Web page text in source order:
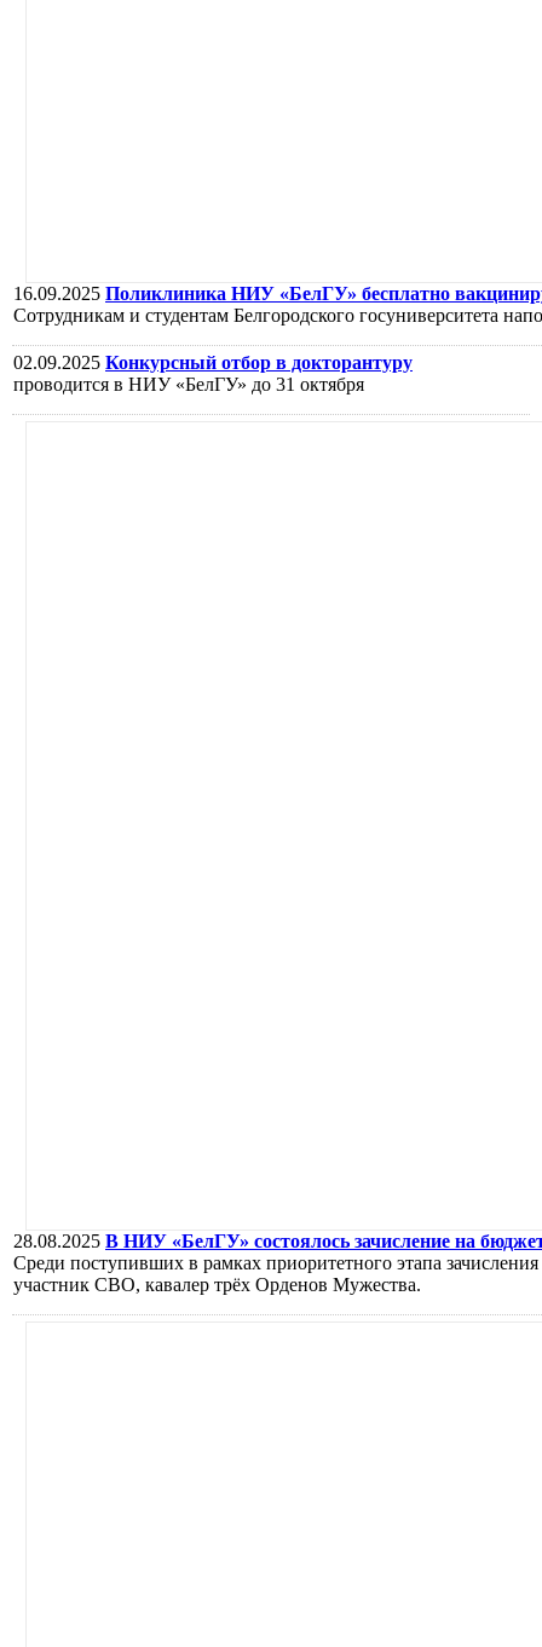
16.09.2025 Поликлиника НИУ «БелГУ» бесплатно
Сотрудникам и студентам Белгородского госуниверситета
02.09.2025 Конкурсный отбор в докторантуру
проводится в НИУ «БелГУ» до 31 октября
28.08.2025 В НИУ «БелГУ» состоялось зачисление на
Среди поступивших в рамках приоритетного этапа
участник СВО, кавалер трёх Орденов Мужества.